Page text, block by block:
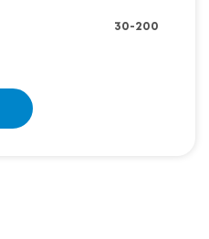
30-200